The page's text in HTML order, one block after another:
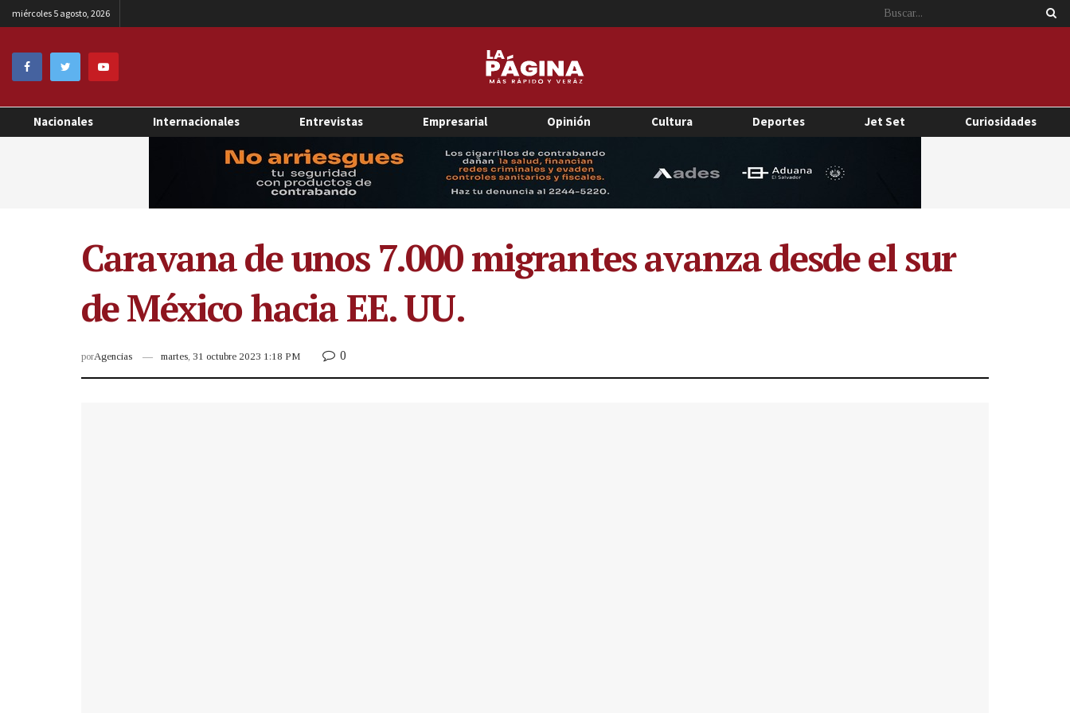
miércoles 5 agosto, 2026
Nacionales Internacionales Entrevistas Empresarial Opinión Cultura Deportes Jet Set Curiosidades
Caravana de unos 7.000 migrantes avanza desde el sur
de México hacia EE. UU.
porAgencias martes, 31 octubre 2023 1:18 PM 0